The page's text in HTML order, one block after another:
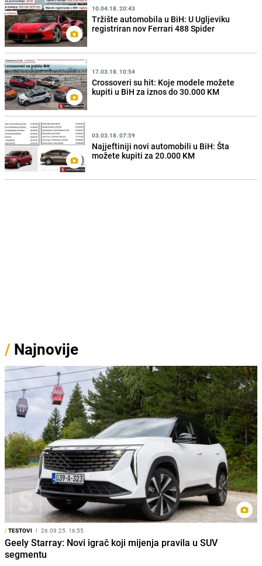
10.04.18. 20:43
Tržište automobila u BiH: U Ugljeviku
registriran nov Ferrari 488 Spider
17.03.18. 10:54
Crossoveri su hit: Koje modele možete
kupiti u BiH za iznos do 30.000 KM
03.03.18. 07:59
Najjeftiniji novi automobili u BiH: Šta
možete kupiti za 20.000 KM
/ Najnovije
/TESTOVI I 26.09.25. 16:55
Geely Starray: Novi igrač koji mijenja pravila u SUV
segmentu